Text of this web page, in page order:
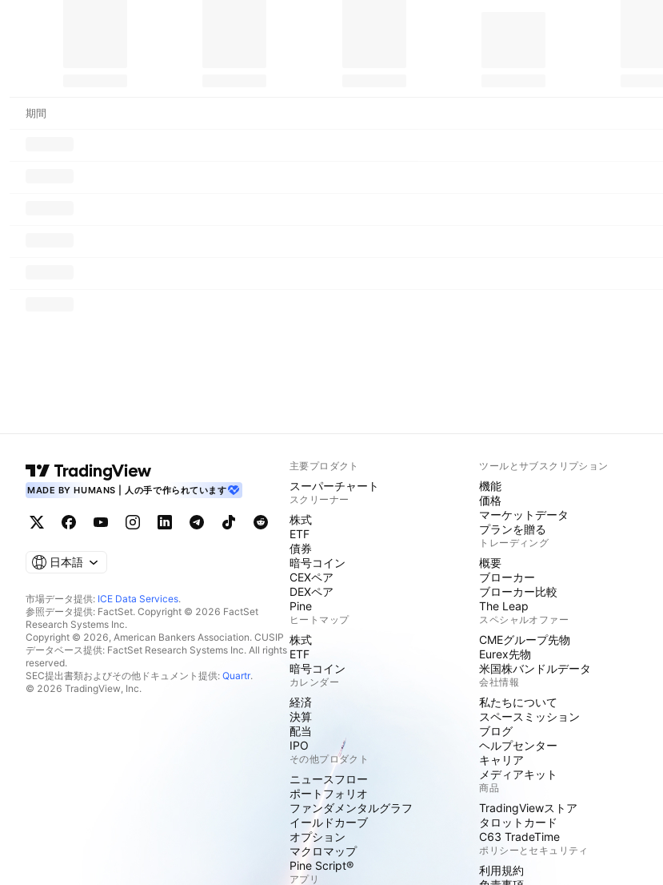
期間
MADE BY HUMANS | 人の手で作られています
日本語
市場データ提供: ICE Data Services.
参照データ提供: FactSet. Copyright © 2026 FactSet
Research Systems Inc.
Copyright © 2026, American Bankers Association. CUSIP
データベース提供: FactSet Research Systems Inc. All rights
reserved.
SEC提出書類およびその他ドキュメント提供: Quartr.
© 2026 TradingView, Inc.
主要プロダクト
スーパーチャート
スクリーナー
株式
ETF
債券
暗号コイン
CEXペア
DEXペア
Pine
ヒートマップ
株式
ETF
暗号コイン
カレンダー
経済
決算
配当
IPO
その他プロダクト
ニュースフロー
ポートフォリオ
ファンダメンタルグラフ
イールドカーブ
オプション
マクロマップ
Pine Script®
アプリ
ツールとサブスクリプション
機能
価格
マーケットデータ
プランを贈る
トレーディング
概要
ブローカー
ブローカー比較
The Leap
スペシャルオファー
CMEグループ先物
Eurex先物
米国株バンドルデータ
会社情報
私たちについて
スペースミッション
ブログ
ヘルプセンター
キャリア
メディアキット
商品
TradingViewストア
タロットカード
C63 TradeTime
ポリシーとセキュリティ
利用規約